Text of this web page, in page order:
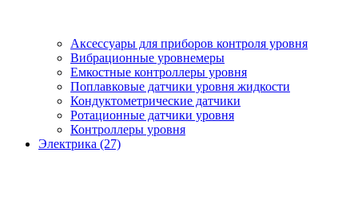
Аксессуары для приборов контроля уровня
Вибрационные уровнемеры
Емкостные контроллеры уровня
Поплавковые датчики уровня жидкости
Кондуктометрические датчики
Ротационные датчики уровня
Контроллеры уровня
Электрика (27)